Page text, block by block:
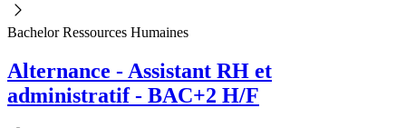
Bachelor Ressources Humaines
Alternance - Assistant RH et
administratif - BAC+2 H/F